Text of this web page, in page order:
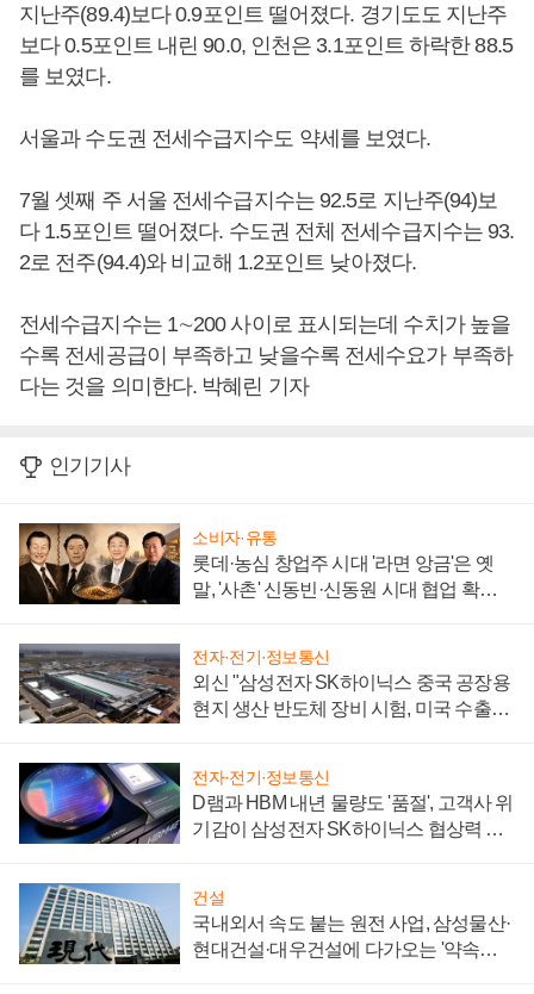
지난주(89.4)보다 0.9포인트 떨어졌다. 경기도도 지난주
보다 0.5포인트 내린 90.0, 인천은 3.1포인트 하락한 88.5
를 보였다.
서울과 수도권 전세수급지수도 약세를 보였다.
7월 셋째 주 서울 전세수급지수는 92.5로 지난주(94)보
다 1.5포인트 떨어졌다. 수도권 전체 전세수급지수는 93.
2로 전주(94.4)와 비교해 1.2포인트 낮아졌다.
전세수급지수는 1∼200 사이로 표시되는데 수치가 높을
수록 전세공급이 부족하고 낮을수록 전세수요가 부족하
다는 것을 의미한다. 박혜린 기자
인기기사
소비자·유통
롯데·농심 창업주 시대 '라면 앙금'은 옛
말, '사촌' 신동빈·신동원 시대 협업 확대
전자·전기·정보통신
외신 "삼성전자 SK하이닉스 중국 공장용
현지 생산 반도체 장비 시험, 미국 수출통
전자·전기·정보통신
D램과 HBM 내년 물량도 '품절', 고객사 위
기감이 삼성전자 SK하이닉스 협상력 더
건설
국내외서 속도 붙는 원전 사업, 삼성물산·
현대건설·대우건설에 다가오는 '약속의